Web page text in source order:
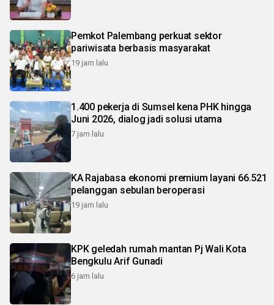
Pemkot Palembang perkuat sektor
pariwisata berbasis masyarakat
19 jam lalu
1.400 pekerja di Sumsel kena PHK hingga
Juni 2026, dialog jadi solusi utama
7 jam lalu
KA Rajabasa ekonomi premium layani 66.521
pelanggan sebulan beroperasi
19 jam lalu
KPK geledah rumah mantan Pj Wali Kota
Bengkulu Arif Gunadi
6 jam lalu